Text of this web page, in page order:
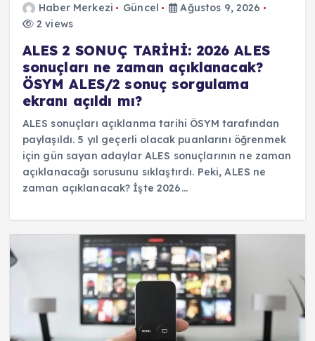
Haber Merkezi Güncel
Ağustos 9, 2026
2 views
ALES 2 SONUÇ TARİHİ: 2026 ALES
sonuçları ne zaman açıklanacak?
ÖSYM ALES/2 sonuç sorgulama
ekranı açıldı mı?
ALES sonuçları açıklanma tarihi ÖSYM tarafından
paylaşıldı. 5 yıl geçerli olacak puanlarını öğrenmek
için gün sayan adaylar ALES sonuçlarının ne zaman
açıklanacağı sorusunu sıklaştırdı. Peki, ALES ne
zaman açıklanacak? İşte 2026…